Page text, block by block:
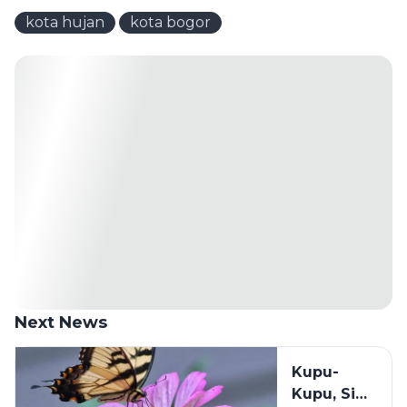
kota hujan kota bogor
Next News
Kupu-
Kupu, Si